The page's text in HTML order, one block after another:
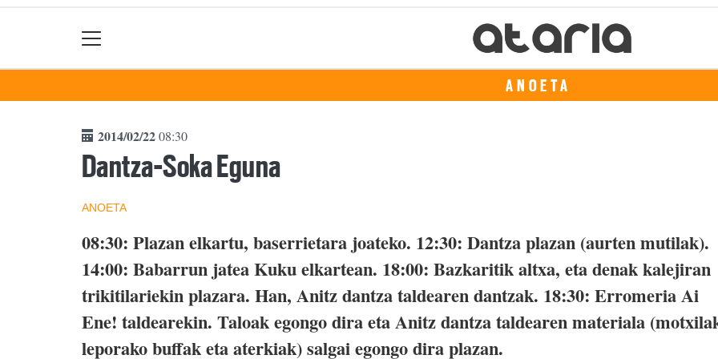
ANOETA
2014/02/2208:30
Dantza-Soka Eguna
ANOETA
08:30: Plazan elkartu, baserrietara joateko. 12:30: Dantza plazan (aurten mutilak).
14:00: Babarrun jatea Kuku elkartean. 18:00: Bazkaritik altxa, eta denak kalejiran
trikitilariekin plazara. Han, Anitz dantza taldearen dantzak. 18:30: Erromeria Ai
Ene! taldearekin. Taloak egongo dira eta Anitz dantza taldearen materiala
leporako buffak eta aterkiak) salgai egongo dira plazan.